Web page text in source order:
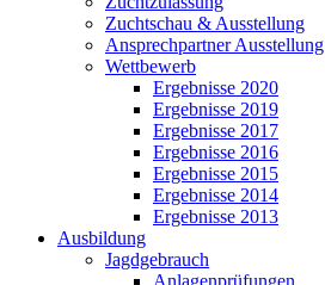
Zuchtschau & Ausstellung
Ansprechpartner Ausstellung
Wettbewerb
Ergebnisse 2020
Ergebnisse 2019
Ergebnisse 2017
Ergebnisse 2016
Ergebnisse 2015
Ergebnisse 2014
Ergebnisse 2013
Ausbildung
Jagdgebrauch
Anlagenprüfungen